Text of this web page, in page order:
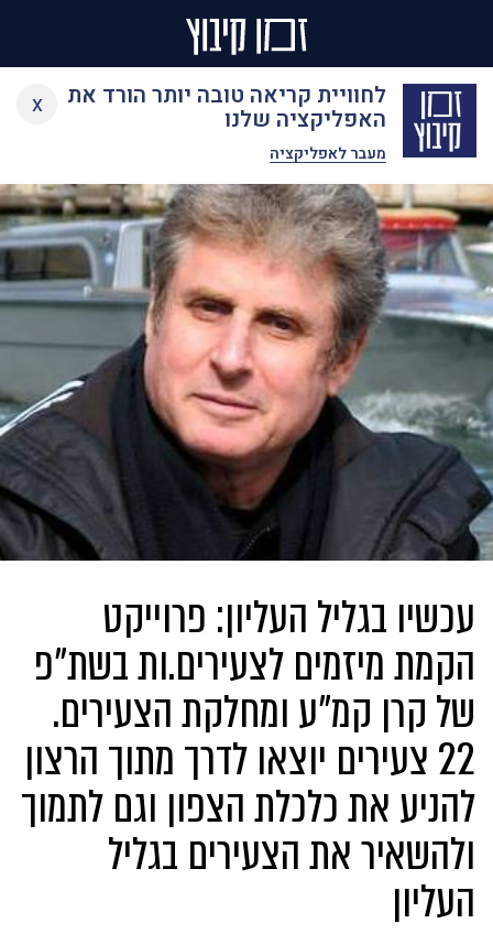
לחוויית קריאה טובה יותר הורד את
האפליקציה שלנו
מעבר לאפליקציה
x
Skip
content
עכשיו בגליל העליון: פרוייקט
הקמת מיזמים לצעירים.ות בשת"פ
של קרן קמ"ע ומחלקת הצעירים.
22 צעירים יוצאו לדרך מתוך הרצון
להניע את כלכלת הצפון וגם לתמוך
ולהשאיר את הצעירים בגליל
העליון